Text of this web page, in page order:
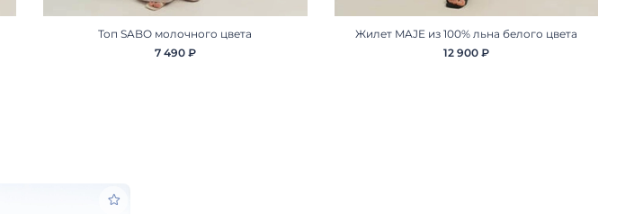
Топ SABO молочного цвета
7 490 ₽
Жилет MAJE из 100% льна белого цвета
12 900 ₽